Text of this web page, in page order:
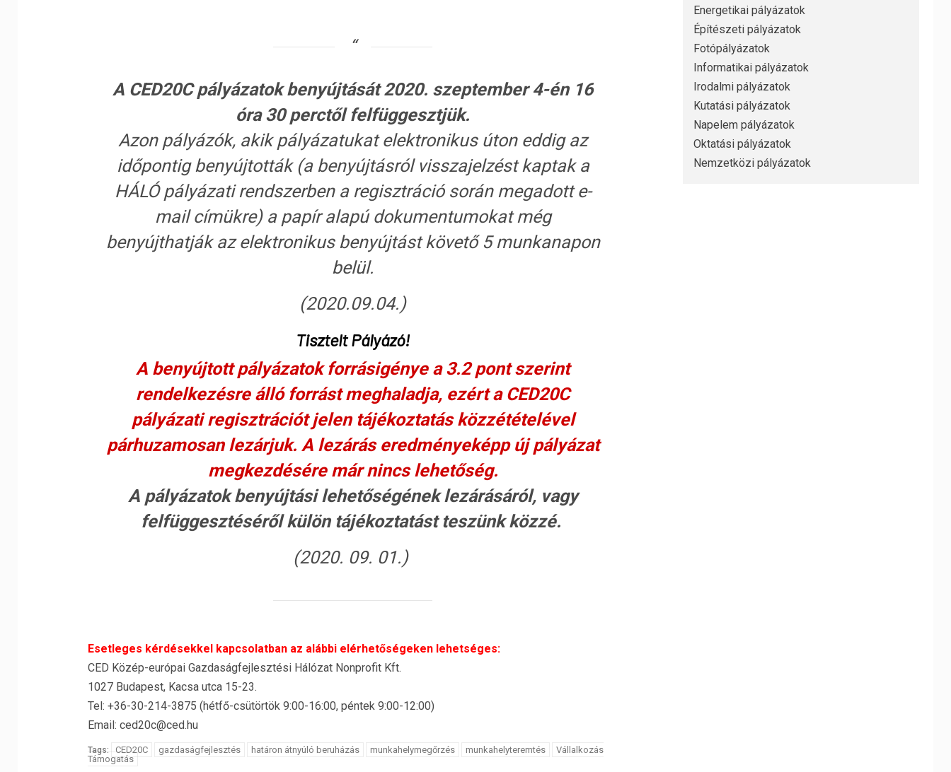
A CED20C pályázatok benyújtását 2020. szeptember 4-én 16
óra 30 perctől felfüggesztjük.
Azon pályázók, akik pályázatukat elektronikus úton eddig az
időpontig benyújtották (a benyújtásról visszajelzést kaptak a
HÁLÓ pályázati rendszerben a regisztráció során megadott e-
mail címükre) a papír alapú dokumentumokat még
benyújthatják az elektronikus benyújtást követő 5 munkanapon
belül.
(2020.09.04.)
Tisztelt Pályázó!
A benyújtott pályázatok forrásigénye a 3.2 pont szerint
rendelkezésre álló forrást meghaladja, ezért a CED20C
pályázati regisztrációt jelen tájékoztatás közzétételével
párhuzamosan lezárjuk. A lezárás eredményeképp új pályázat
megkezdésére már nincs lehetőség.
A pályázatok benyújtási lehetőségének lezárásáról, vagy
felfüggesztéséről külön tájékoztatást teszünk közzé.
(2020. 09. 01.)
Esetleges kérdésekkel kapcsolatban az alábbi elérhetőségeken lehetséges:
CED Közép-európai Gazdaságfejlesztési Hálózat Nonprofit Kft.
1027 Budapest, Kacsa utca 15-23.
Tel: +36-30-214-3875 (hétfő-csütörtök 9:00-16:00, péntek 9:00-12:00)
Email: ced20c@ced.hu
Tags: CED20C gazdaságfejlesztés határon átnyúló beruházás munkahelymegőrzés munkahelyteremtés
Vállalkozás
Támogatás
Energetikai pályázatok
Építészeti pályázatok
Fotópályázatok
Informatikai pályázatok
Irodalmi pályázatok
Kutatási pályázatok
Napelem pályázatok
Oktatási pályázatok
Nemzetközi pályázatok